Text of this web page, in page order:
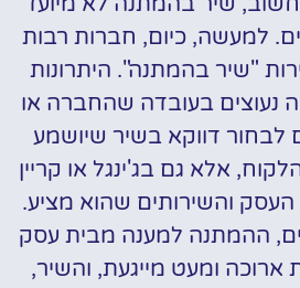
למעשה, כיום, חברות רבות
"שיר בהמתנה". היתרונות
נעוצים בעובדה שהחברה או
לבחור דווקא בשיר שיושמע
אלא גם בג'ינגל או קריין
והשירותים שהוא מציע.
ההמתנה למענה מבית עסק
ארוכה ומעט מייגעת, והשיר,